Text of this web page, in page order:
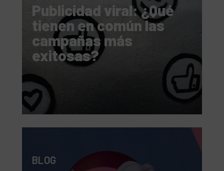
Publicidad viral: ¿Qué
tienen en común las
campañas más
exitosas?
BLOG